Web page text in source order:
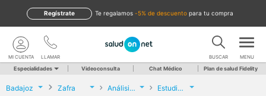
te regalamos -5% de descuento para tu compra
Regístrate
LLAMAR
MI CUENTA BUSCAR MENU
Especialidades Videoconsulta Chat Médico Plan de salud Fidelity
Badajoz Zafra Análisis Clínicos Estudio de cariotipo